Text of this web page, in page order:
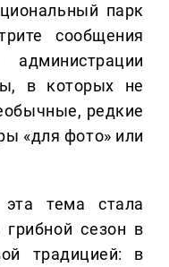
парк
сообщения
в которых не
редкие
«для фото» или
тема стала
грибной сезон в
традицией: в